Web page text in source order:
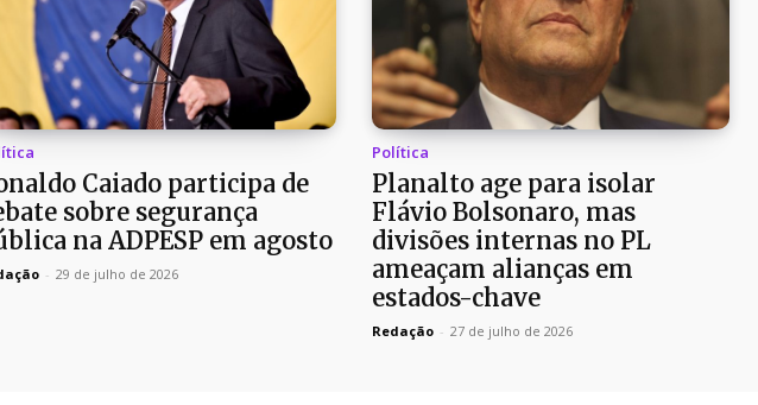
Caiado participa de
sobre segurança
na ADPESP em agosto
- 29 de julho de 2026
Política
Planalto age para isolar
Flávio Bolsonaro, mas
divisões internas no PL
ameaçam alianças em
estados-chave
Redação - 27 de julho de 2026